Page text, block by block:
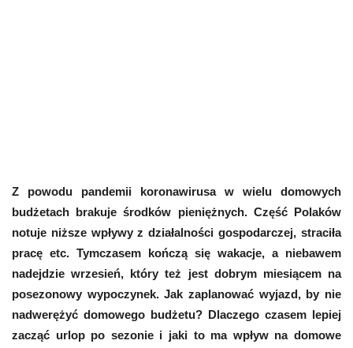
Z powodu pandemii koronawirusa w wielu domowych
budżetach brakuje środków pieniężnych. Część Polaków
notuje niższe wpływy z działalności gospodarczej, straciła
pracę etc. Tymczasem kończą się wakacje, a niebawem
nadejdzie wrzesień, który też jest dobrym miesiącem na
posezonowy wypoczynek. Jak zaplanować wyjazd, by nie
nadwerężyć domowego budżetu? Dlaczego czasem lepiej
zacząć urlop po sezonie i jaki to ma wpływ na domowe